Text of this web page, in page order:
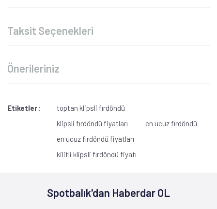
Taksit Seçenekleri
Önerileriniz
Etiketler :
toptan klipsli fırdöndü
klipsli fırdöndü fiyatları
en ucuz fırdöndü
en ucuz fırdöndü fiyatları
kilitli klipsli fırdöndü fiyatı
Spotbalık'dan Haberdar OL